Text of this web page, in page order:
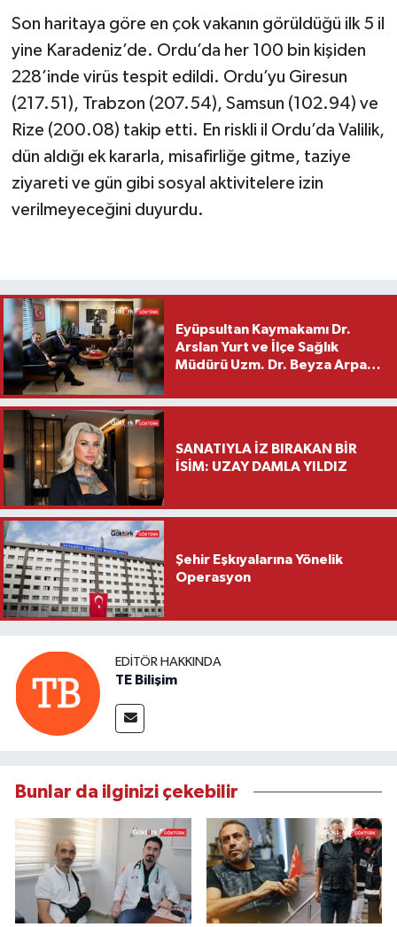
Son haritaya göre en çok vakanın görüldüğü ilk 5 il
yine Karadeniz’de. Ordu’da her 100 bin kişiden
228’inde virüs tespit edildi. Ordu’yu Giresun
(217.51), Trabzon (207.54), Samsun (102.94) ve
Rize (200.08) takip etti. En riskli il Ordu’da Valilik,
dün aldığı ek kararla, misafirliğe gitme, taziye
ziyareti ve gün gibi sosyal aktivitelere izin
verilmeyeceğini duyurdu.
Eyüpsultan Kaymakamı Dr.
Arslan Yurt ve İlçe Sağlık
Müdürü Uzm. Dr. Beyza Arpacı
Ziyareti
SANATIYLA İZ BIRAKAN BİR
İSİM: UZAY DAMLA YILDIZ
Şehir Eşkıyalarına Yönelik
Operasyon
EDITÖR HAKKINDA
TE Bilişim
Bunlar da ilginizi çekebilir